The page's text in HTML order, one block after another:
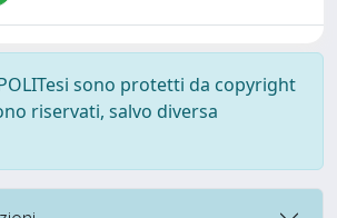
sono protetti da copyright
riservati, salvo diversa